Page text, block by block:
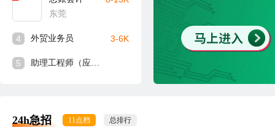
东莞
4 外贸业务员 3-6K
5 助理工程师（应届生可入）
24h急招 11点档 总排行